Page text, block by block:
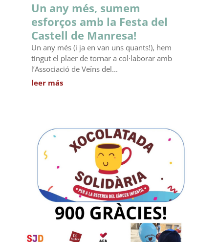
Un any més, sumem
esforços amb la Festa del
Castell de Manresa!
Un any més (i ja en van uns quants!), hem
tingut el plaer de tornar a col·laborar amb
l’Associació de Veïns del...
leer más